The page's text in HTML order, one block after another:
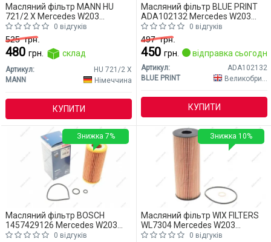
Масляний фільтр MANN HU
721/2 X Mercedes W203
(CLASS-C)
0 відгуків
525грн.
480 грн. склад
Артикул:
HU 721/2 X
MANN
Німеччина
КУПИТИ
Масляний фільтр BLUE PRINT
ADA102132 Mercedes W203
(CLASS-C)
0 відгуків
497грн.
450 грн. відправка сьогодні
Артикул:
ADA102132
BLUE PRINT
Великобританія
КУПИТИ
Масляний фільтр BOSCH
1457429126 Mercedes W203
(CLASS-C)
0 відгуків
Знижка 7%
Масляний фільтр WIX FILTERS
WL7304 Mercedes W203
(CLASS-C)
0 відгуків
Знижка 10%